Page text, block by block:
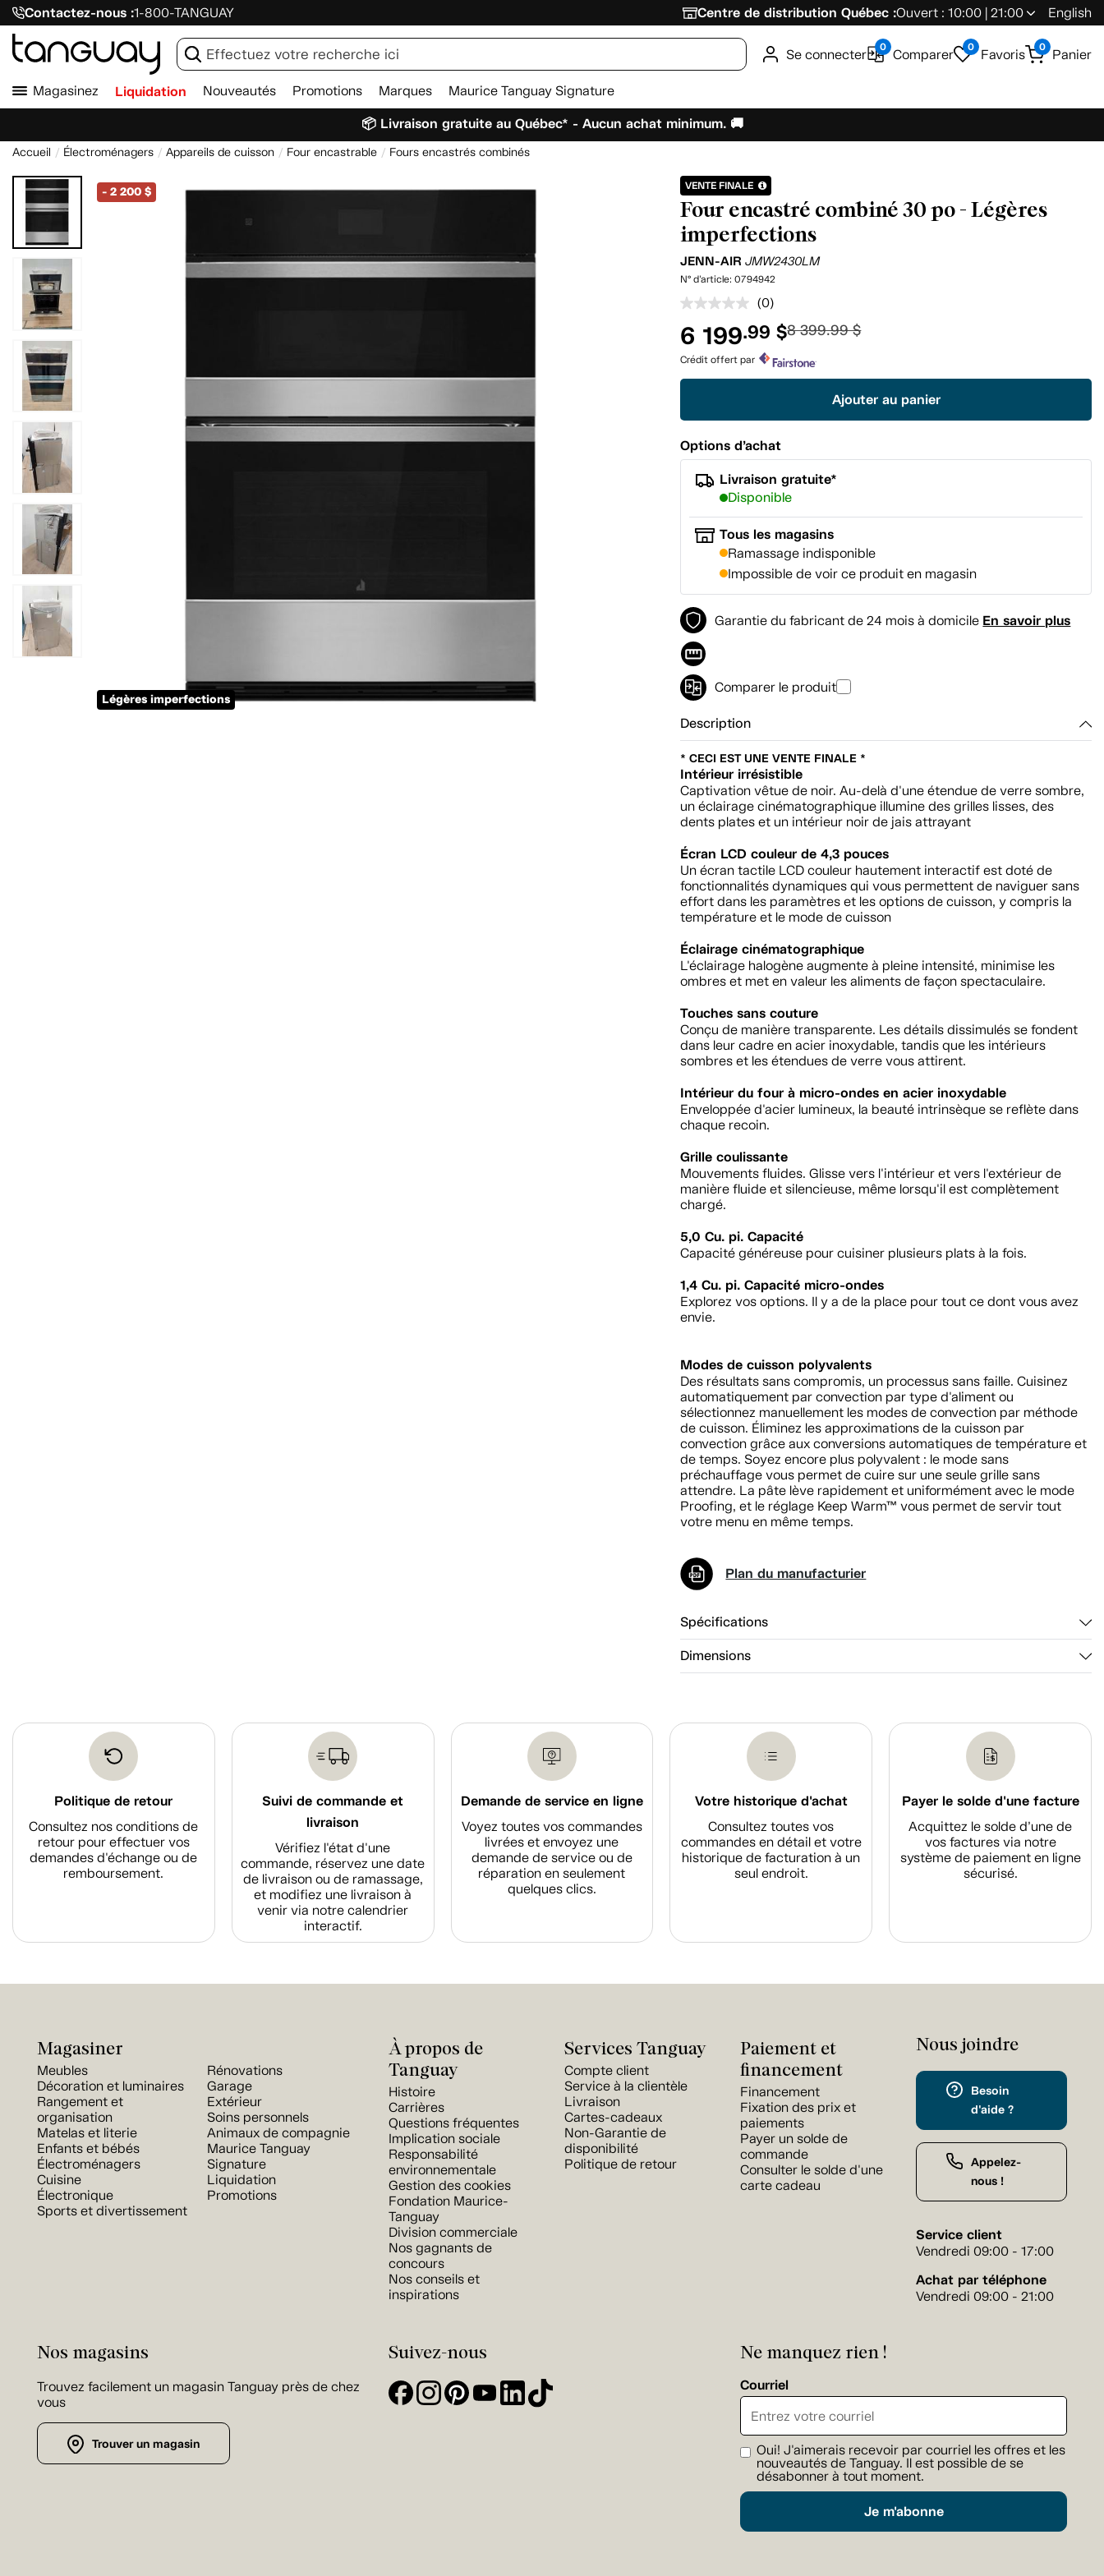
Contactez-nous :1-800-TANGUAY Centre de distribution Québec :Ouvert : 10:00 | 21:00 English
Se connecter 0 Comparer 0 Favoris 0 Panier
Magasinez Liquidation Nouveautés Promotions Marques Maurice Tanguay Signature
📦 Livraison gratuite au Québec* - Aucun achat minimum. 🚚
Accueil Électroménagers Appareils de cuisson Four encastrable Fours encastrés combinés
-2 200 $
Légères imperfections
VENTE FINALE
Four encastré combiné 30 po - Légères
imperfections
JENN-AIRJMW2430LM
N° d'article:0794942
Aucune
cote
pour
produit.
(0)
6 199.99 $8 399.99 $
Crédit offert par
Ajouter au panier
Options d’achat
Livraison gratuite*
Disponible
Tous les magasins
Ramassage indisponible
Impossible de voir ce produit en magasin
Garantie du fabricant de 24 mois à domicile En savoir plus
Comparer le produit
Description
* CECI EST UNE VENTE FINALE *
Intérieur irrésistible
Captivation vêtue de noir. Au-delà d'une étendue de verre sombre,
un éclairage cinématographique illumine des grilles lisses, des
dents plates et un intérieur noir de jais attrayant
Écran LCD couleur de 4,3 pouces
Un écran tactile LCD couleur hautement interactif est doté de
fonctionnalités dynamiques qui vous permettent de naviguer sans
effort dans les paramètres et les options de cuisson, y compris la
température et le mode de cuisson
Éclairage cinématographique
L'éclairage halogène augmente à pleine intensité, minimise les
ombres et met en valeur les aliments de façon spectaculaire.
Touches sans couture
Conçu de manière transparente. Les détails dissimulés se fondent
dans leur cadre en acier inoxydable, tandis que les intérieurs
sombres et les étendues de verre vous attirent.
Intérieur du four à micro-ondes en acier inoxydable
Enveloppée d'acier lumineux, la beauté intrinsèque se reflète dans
chaque recoin.
Grille coulissante
Mouvements fluides. Glisse vers l'intérieur et vers l'extérieur de
manière fluide et silencieuse, même lorsqu'il est complètement
chargé.
5,0 Cu. pi. Capacité
Capacité généreuse pour cuisiner plusieurs plats à la fois.
1,4 Cu. pi. Capacité micro-ondes
Explorez vos options. Il y a de la place pour tout ce dont vous avez
envie.
Modes de cuisson polyvalents
Des résultats sans compromis, un processus sans faille. Cuisinez
automatiquement par convection par type d'aliment ou
sélectionnez manuellement les modes de convection par méthode
de cuisson. Éliminez les approximations de la cuisson par
convection grâce aux conversions automatiques de température et
de temps. Soyez encore plus polyvalent : le mode sans
préchauffage vous permet de cuire sur une seule grille sans
attendre. La pâte lève rapidement et uniformément avec le mode
Proofing, et le réglage Keep Warm™ vous permet de servir tout
votre menu en même temps.
Plan du manufacturier
Spécifications
Dimensions
Politique de retour
Consultez nos conditions de
retour pour effectuer vos
demandes d'échange ou de
remboursement.
Suivi de commande et
livraison
Vérifiez l'état d'une
commande, réservez une date
de livraison ou de ramassage,
et modifiez une livraison à
venir via notre calendrier
interactif.
Demande de service en ligne
Voyez toutes vos commandes
livrées et envoyez une
demande de service ou de
réparation en seulement
quelques clics.
Votre historique d'achat
Consultez toutes vos
commandes en détail et votre
historique de facturation à un
seul endroit.
Payer le solde d'une facture
Acquittez le solde d’une de
vos factures via notre
système de paiement en ligne
sécurisé.
Magasiner
Meubles
Décoration et luminaires
Rangement et
organisation
Matelas et literie
Enfants et bébés
Électroménagers
Cuisine
Électronique
Sports et divertissement
Rénovations
Garage
Extérieur
Soins personnels
Animaux de compagnie
Maurice Tanguay
Signature
Liquidation
Promotions
À propos de
Tanguay
Histoire
Carrières
Questions fréquentes
Implication sociale
Responsabilité
environnementale
Gestion des cookies
Fondation Maurice-
Tanguay
Division commerciale
Nos gagnants de
concours
Nos conseils et
inspirations
Services Tanguay
Compte client
Service à la clientèle
Livraison
Cartes-cadeaux
Non-Garantie de
disponibilité
Politique de retour
Paiement et
financement
Financement
Fixation des prix et
paiements
Payer un solde de
commande
Consulter le solde d'une
carte cadeau
Nous joindre
Besoin
d'aide ?
Appelez-
nous !
Service client
Vendredi 09:00 - 17:00
Achat par téléphone
Vendredi 09:00 - 21:00
Nos magasins
Trouvez facilement un magasin Tanguay près de chez
vous
Trouver un magasin
Suivez-nous Ne manquez rien !
Courriel
Oui! J'aimerais recevoir par courriel les offres et les
nouveautés de Tanguay. Il est possible de se
désabonner à tout moment.
Je m'abonne